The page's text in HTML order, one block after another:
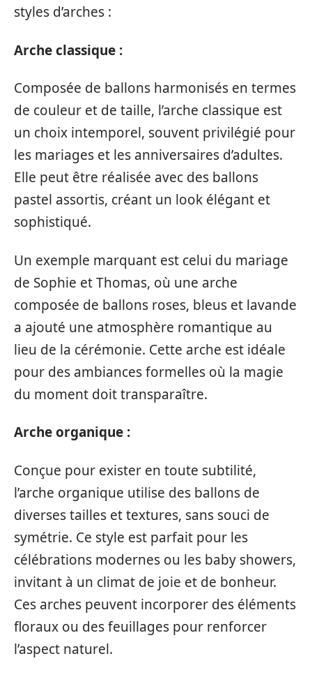
styles d’arches :
Arche classique :
Composée de ballons harmonisés en termes
de couleur et de taille, l’arche classique est
un choix intemporel, souvent privilégié pour
les mariages et les anniversaires d’adultes.
Elle peut être réalisée avec des ballons
pastel assortis, créant un look élégant et
sophistiqué.
Un exemple marquant est celui du mariage
de Sophie et Thomas, où une arche
composée de ballons roses, bleus et lavande
a ajouté une atmosphère romantique au
lieu de la cérémonie. Cette arche est idéale
pour des ambiances formelles où la magie
du moment doit transparaître.
Arche organique :
Conçue pour exister en toute subtilité,
l’arche organique utilise des ballons de
diverses tailles et textures, sans souci de
symétrie. Ce style est parfait pour les
célébrations modernes ou les baby showers,
invitant à un climat de joie et de bonheur.
Ces arches peuvent incorporer des éléments
floraux ou des feuillages pour renforcer
l’aspect naturel.